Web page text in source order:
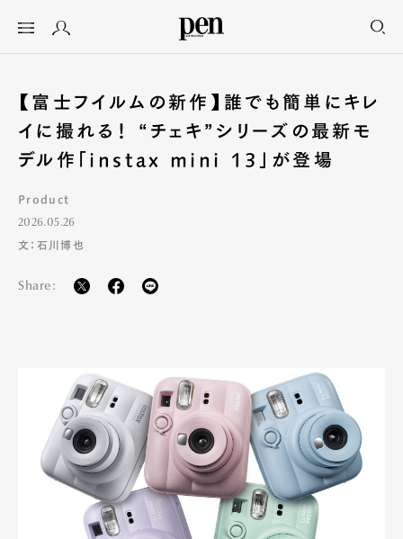
【富士フイルムの新作】誰でも簡単にキレ
イに撮れる！ “チェキ”シリーズの最新モ
デル作「instax mini 13」が登場
Product
2026.05.26
文：石川博也
Share: